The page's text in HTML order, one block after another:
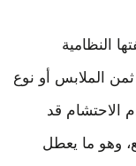
النظامية
الملابس أو نوع
الاحتشام قد
وهو ما يعطل